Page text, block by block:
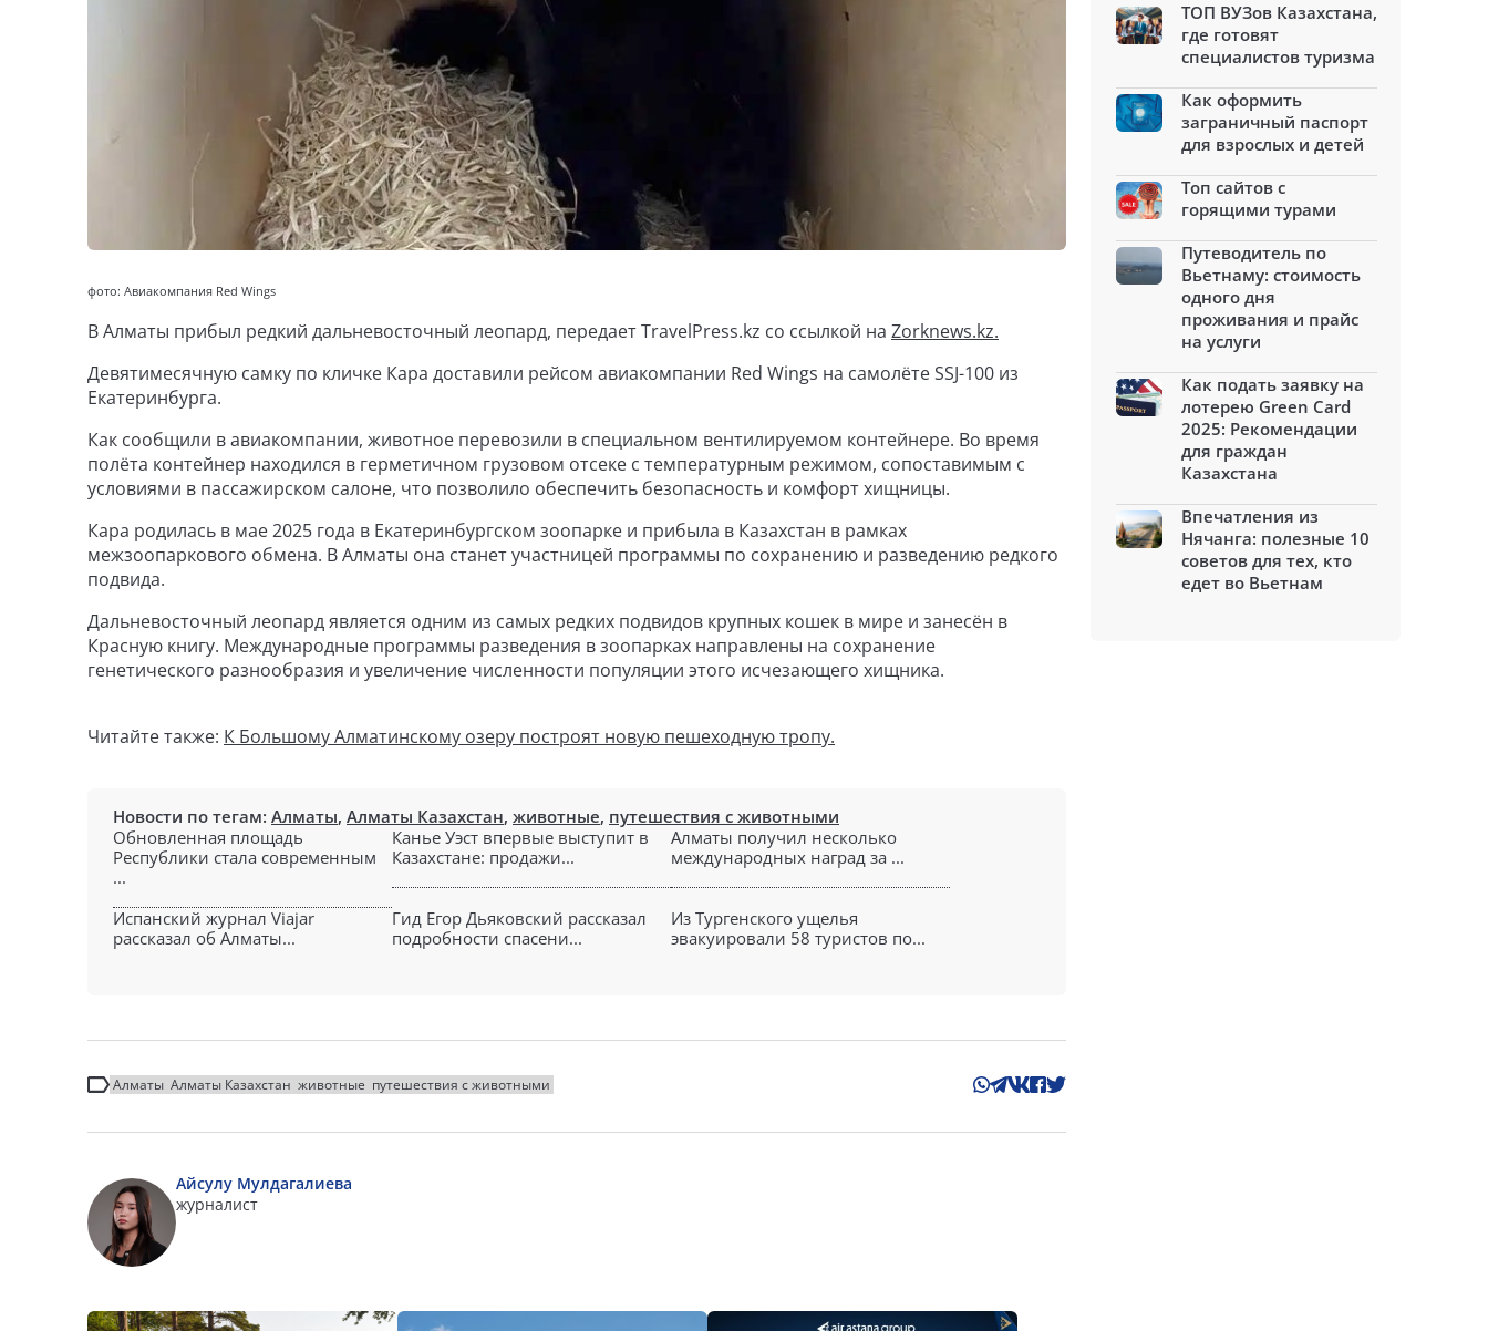
фото: Авиакомпания Red Wings
В Алматы прибыл редкий дальневосточный леопард, передает TravelPress.kz со ссылкой на Zorknews.kz.
Девятимесячную самку по кличке Кара доставили рейсом авиакомпании Red Wings на самолёте SSJ-100 из
Екатеринбурга.
Как сообщили в авиакомпании, животное перевозили в специальном вентилируемом контейнере. Во время
полёта контейнер находился в герметичном грузовом отсеке с температурным режимом, сопоставимым с
условиями в пассажирском салоне, что позволило обеспечить безопасность и комфорт хищницы.
Кара родилась в мае 2025 года в Екатеринбургском зоопарке и прибыла в Казахстан в рамках
межзоопаркового обмена. В Алматы она станет участницей программы по сохранению и разведению редкого
подвида.
Дальневосточный леопард является одним из самых редких подвидов крупных кошек в мире и занесён в
Красную книгу. Международные программы разведения в зоопарках направлены на сохранение
генетического разнообразия и увеличение численности популяции этого исчезающего хищника.
Читайте также: К Большому Алматинскому озеру построят новую пешеходную тропу.
Новости по тегам: Алматы, Алматы Казахстан, животные, путешествия с животными
Обновленная площадь
Республики стала современным
...
Канье Уэст впервые выступит в
Казахстане: продажи...
Алматы получил несколько
международных наград за ...
Испанский журнал Viajar
рассказал об Алматы...
Гид Егор Дьяковский рассказал
подробности спасени...
Из Тургенского ущелья
эвакуировали 58 туристов по...
Алматы Алматы Казахстан животные путешествия с животными
Айсулу Мулдагалиева
журналист
ТОП ВУЗов Казахстана,
где готовят
специалистов туризма
Как оформить
заграничный паспорт
для взрослых и детей
Топ сайтов с
горящими турами
Путеводитель по
Вьетнаму: стоимость
одного дня
проживания и прайс
на услуги
Как подать заявку на
лотерею Green Card
2025: Рекомендации
для граждан
Казахстана
Впечатления из
Нячанга: полезные 10
советов для тех, кто
едет во Вьетнам